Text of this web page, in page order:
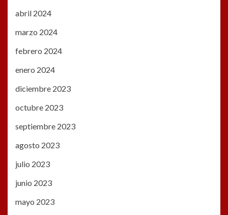
abril 2024
marzo 2024
febrero 2024
enero 2024
diciembre 2023
octubre 2023
septiembre 2023
agosto 2023
julio 2023
junio 2023
mayo 2023